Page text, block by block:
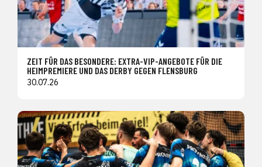
ZEIT FÜR DAS BESONDERE: EXTRA-VIP-ANGEBOTE FÜR DIE
HEIMPREMIERE UND DAS DERBY GEGEN FLENSBURG
30.07.26